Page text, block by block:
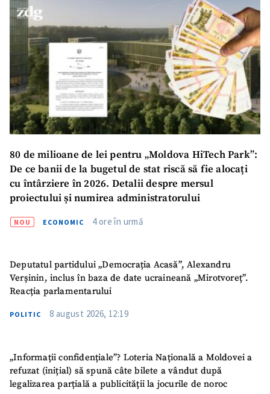
80 de milioane de lei pentru „Moldova HiTech Park”:
De ce banii de la bugetul de stat riscă să fie alocați
cu întârziere în 2026. Detalii despre mersul
proiectului și numirea administratorului
NOU ECONOMIC 4 ore în urmă
Deputatul partidului „Democrația Acasă”, Alexandru
Verșinin, inclus în baza de date ucraineană „Mirotvoreț”.
Reacția parlamentarului
POLITIC 8 august 2026, 12:19
„Informații confidențiale”? Loteria Națională a Moldovei a
refuzat (inițial) să spună câte bilete a vândut după
legalizarea parțială a publicității la jocurile de noroc
Titlu știre
+ Adaugă titlu